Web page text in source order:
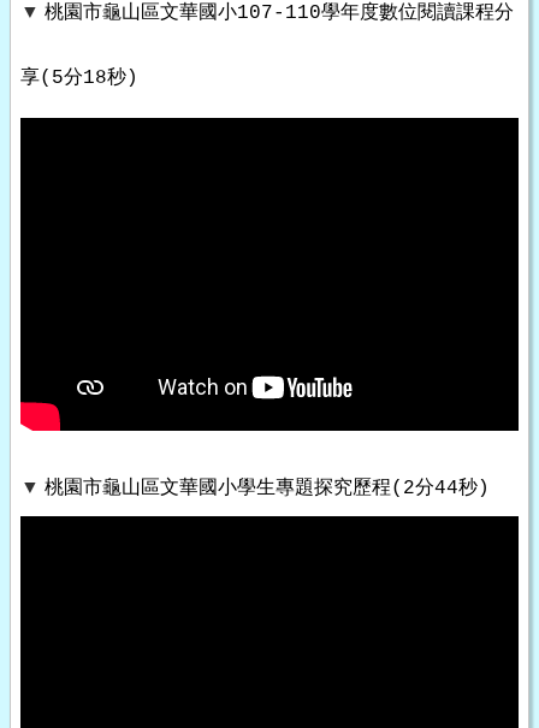
▼ 桃園市龜山區文華國小107-110學年度數位閱讀課程分
享(5分18秒)
▼ 桃園市龜山區文華國小學生專題探究歷程( 2分44秒)